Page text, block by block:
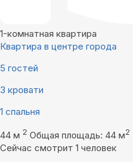
1-комнатная квартира
Квартира в центре города
5 гостей
3 кровати
1 спальня
44 м 2 Общая площадь: 44 м2
Сейчас смотрит 1 человек